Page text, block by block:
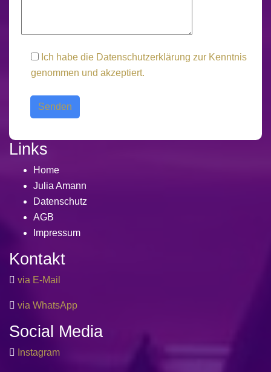
Ich habe die Datenschutzerklärung zur Kenntnis
genommen und akzeptiert.
Links
Home
Julia Amann
Datenschutz
AGB
Impressum
Kontakt
via E-Mail
via WhatsApp
Social Media
Instagram